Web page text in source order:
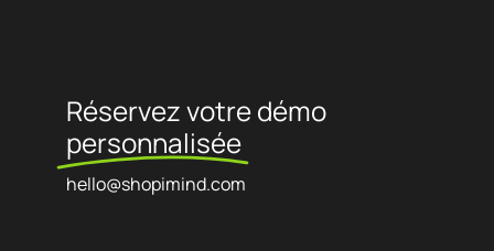
Réservez votre démo
personnalisée
hello@shopimind.com